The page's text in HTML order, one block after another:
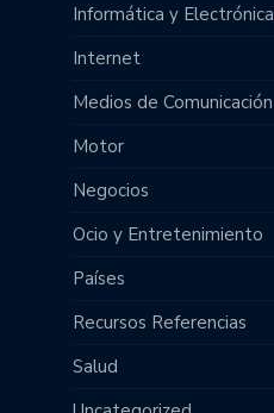
Informática y Electrónica
Internet
Medios de Comunicación
Motor
Negocios
Ocio y Entretenimiento
Países
Recursos Referencias
Salud